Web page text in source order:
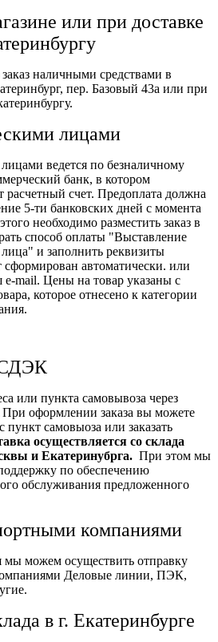
или при доставке
наличными средствами в
пер. Базовый 43а или при
лицами
ведется по безналичному
банк, в котором
счет. Предоплата должна
5-ти банковских дней с момента
необходимо разместить заказ в
способ оплаты "Выставление
и заполнить реквизиты
сформирован автоматически. или
e-mail. Цены на товар указаны с
которое отнесено к категории
СДЭК
или пункта самовывоза через
оформлении заказа вы можете
самовыоза или заказать
осуществляется со склада
и Екатеринубрга. При этом мы
по обеспечению
обслуживания предложенного
компаниями
можем осуществить отправку
Деловые линии, ПЭК,
в г. Екатеринбурге